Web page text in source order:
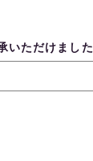
いただけまし